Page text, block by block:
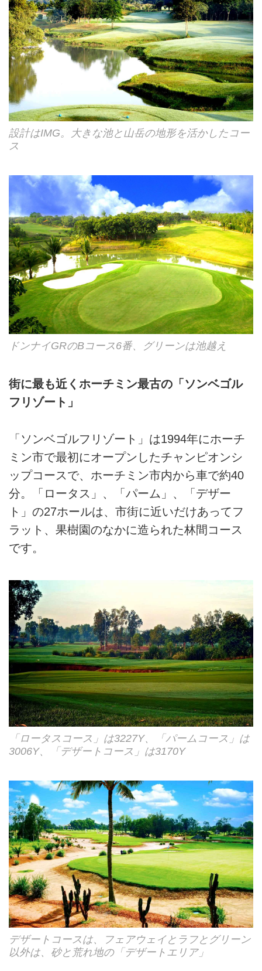
設計はIMG。大きな池と山岳の地形を活かしたコー
ス
ドンナイGRのBコース6番、グリーンは池越え
街に最も近くホーチミン最古の「ソンベゴル
フリゾート」
「ソンベゴルフリゾート」は1994年にホーチ
ミン市で最初にオープンしたチャンピオンシ
ップコースで、ホーチミン市内から車で約40
分。「ロータス」、「パーム」、「デザー
ト」の27ホールは、市街に近いだけあってフ
ラット、果樹園のなかに造られた林間コース
です。
「ロータスコース」は3227Y、「パームコース」は
3006Y、「デザートコース」は3170Y
デザートコースは、フェアウェイとラフとグリーン
以外は、砂と荒れ地の「デザートエリア」